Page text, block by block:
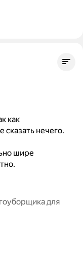
как
сказать нечего.
шире
для